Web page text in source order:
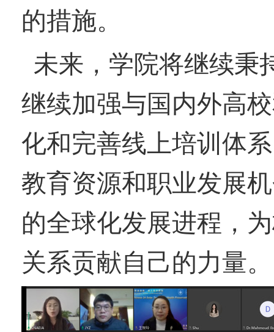
的措施。
未来，学院将继续秉
继续加强与国内外高
化和完善线上培训体
教育资源和职业发展
的全球化发展进程，
关系贡献自己的力量。